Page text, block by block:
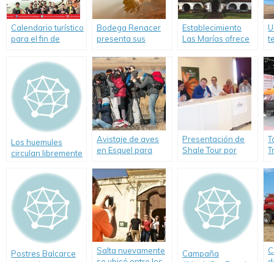
Calendario turístico
para el fin de
Provincia de
Buenos Aires
Bodega Renacer
presenta sus
disfrutar del
Enoturismo
Establecimiento
Las Marías ofrece
naturaleza para
Semana Santa
Los huemules
circulan libremente
Parque Nacional
Los Glaciares
Avistaje de aves
en Esquel para
turistas en Chubut
Presentación de
Shale Tour por
Neuquén
Postres Balcarce
Salta nuevamente
Campaña